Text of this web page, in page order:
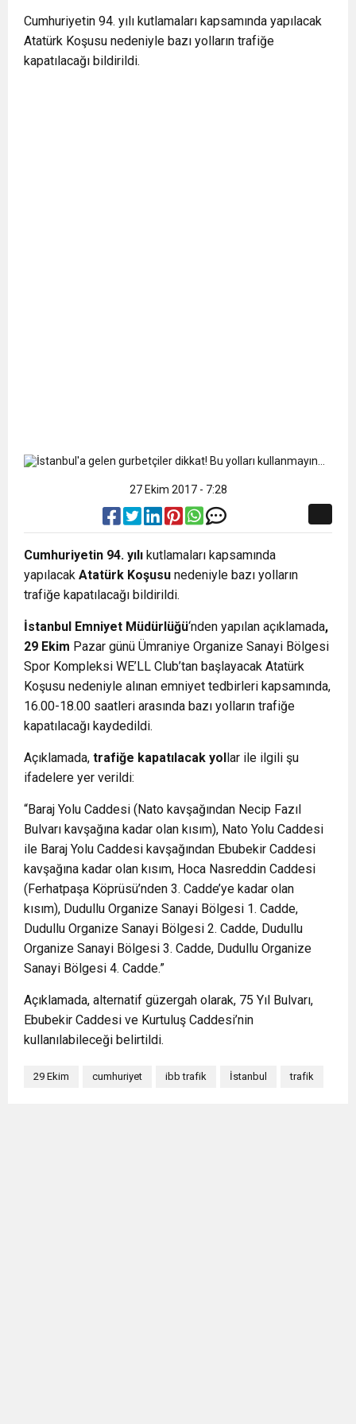
0:12 Nar suyunun antioksidan seviyesi yeşil çaydan
daha yüksek
0:07 DİTİB kurucularından Abdullah Uzunalioğlu‘nun
Cumhuriyetin 94. yılı kutlamaları kapsamında yapılacak
Atatürk Koşusu nedeniyle bazı yolların trafiğe
kapatılacağı bildirildi.
27 Ekim 2017 - 7:28
Cumhuriyetin 94. yılı kutlamaları kapsamında
yapılacak Atatürk Koşusu nedeniyle bazı yolların
trafiğe kapatılacağı bildirildi.
İstanbul Emniyet Müdürlüğü‘nden yapılan açıklamada,
29 Ekim Pazar günü Ümraniye Organize Sanayi Bölgesi
Spor Kompleksi WE’LL Club’tan başlayacak Atatürk
Koşusu nedeniyle alınan emniyet tedbirleri kapsamında,
16.00-18.00 saatleri arasında bazı yolların trafiğe
kapatılacağı kaydedildi.
Açıklamada, trafiğe kapatılacak yollar ile ilgili şu
ifadelere yer verildi:
“Baraj Yolu Caddesi (Nato kavşağından Necip Fazıl
Bulvarı kavşağına kadar olan kısım), Nato Yolu Caddesi
ile Baraj Yolu Caddesi kavşağından Ebubekir Caddesi
kavşağına kadar olan kısım, Hoca Nasreddin Caddesi
(Ferhatpaşa Köprüsü’nden 3. Cadde’ye kadar olan
kısım), Dudullu Organize Sanayi Bölgesi 1. Cadde,
Dudullu Organize Sanayi Bölgesi 2. Cadde, Dudullu
Organize Sanayi Bölgesi 3. Cadde, Dudullu Organize
Sanayi Bölgesi 4. Cadde.”
Açıklamada, alternatif güzergah olarak, 75 Yıl Bulvarı,
Ebubekir Caddesi ve Kurtuluş Caddesi’nin
kullanılabileceği belirtildi.
29 Ekim cumhuriyet ibb trafik İstanbul trafik